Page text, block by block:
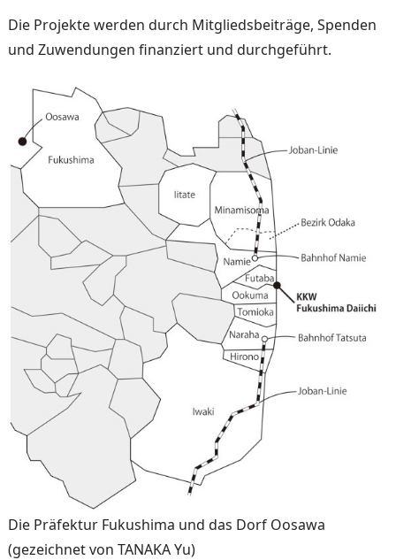
Die Projekte werden durch Mitgliedsbeiträge, Spenden
und Zuwendungen finanziert und durchgeführt.
Die Präfektur Fukushima und das Dorf Oosawa
(gezeichnet von TANAKA Yu)